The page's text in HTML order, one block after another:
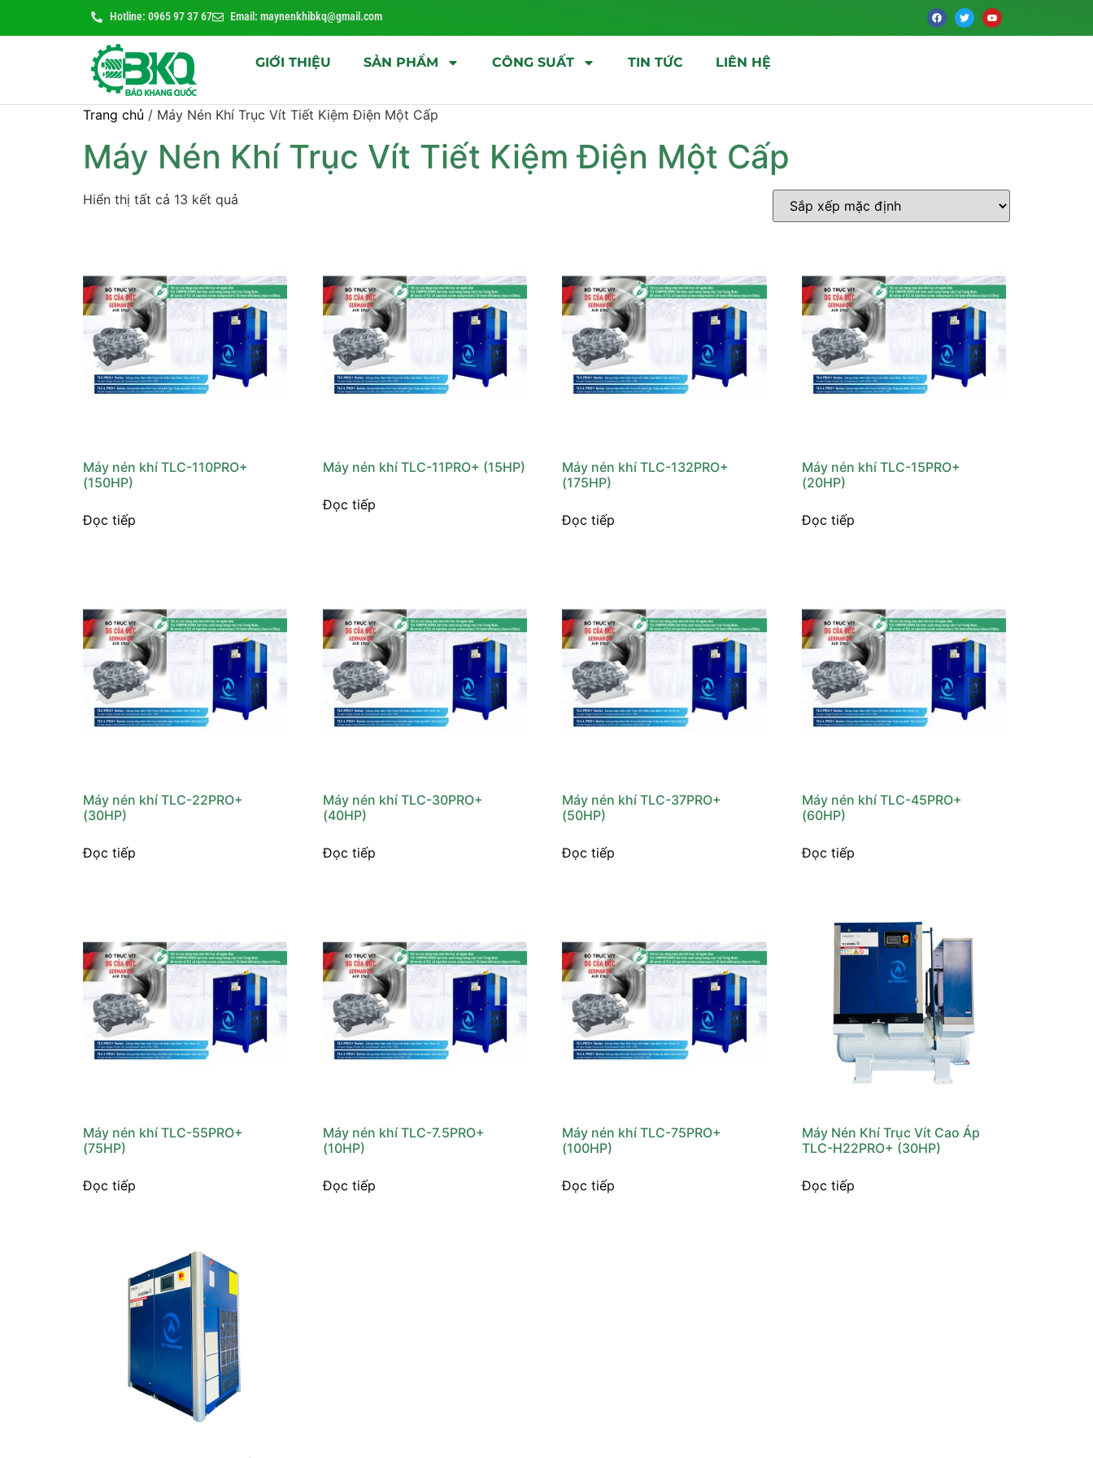
Hotline: 0965 97 37 67 Email: maynenkhibkq@gmail.com
GIỚI THIỆU SẢN PHẨM CÔNG SUẤT TIN TỨC LIÊN HỆ
Trang chủ / Máy Nén Khí Trục Vít Tiết Kiệm Điện Một Cấp
Máy Nén Khí Trục Vít Tiết Kiệm Điện Một Cấp
Hiển thị tất cả 13 kết quả
Máy nén khí TLC-110PRO+
(150HP)
Đọc tiếp
Máy nén khí TLC-11PRO+ (15HP)
Đọc tiếp
Máy nén khí TLC-132PRO+
(175HP)
Đọc tiếp
Máy nén khí TLC-15PRO+
(20HP)
Đọc tiếp
Máy nén khí TLC-22PRO+
(30HP)
Đọc tiếp
Máy nén khí TLC-30PRO+
(40HP)
Đọc tiếp
Máy nén khí TLC-37PRO+
(50HP)
Đọc tiếp
Máy nén khí TLC-45PRO+
(60HP)
Đọc tiếp
Máy nén khí TLC-55PRO+
(75HP)
Đọc tiếp
Máy nén khí TLC-7.5PRO+
(10HP)
Đọc tiếp
Máy nén khí TLC-75PRO+
(100HP)
Đọc tiếp
Máy Nén Khí Trục Vít Cao Áp
TLC-H22PRO+ (30HP)
Đọc tiếp